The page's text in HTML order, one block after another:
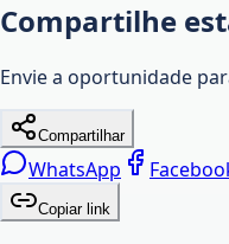
Compartilhe
Envie a oportunidade
Compartilhar
WhatsApp
Copiar link